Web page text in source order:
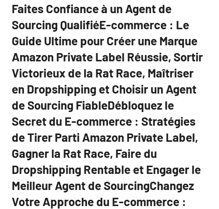
Faites Confiance à un Agent de
Sourcing QualifiéE-commerce : Le
Guide Ultime pour Créer une Marque
Amazon Private Label Réussie, Sortir
Victorieux de la Rat Race, Maîtriser
en Dropshipping et Choisir un Agent
de Sourcing FiableDébloquez le
Secret du E-commerce : Stratégies
de Tirer Parti Amazon Private Label,
Gagner la Rat Race, Faire du
Dropshipping Rentable et Engager le
Meilleur Agent de SourcingChangez
Votre Approche du E-commerce :